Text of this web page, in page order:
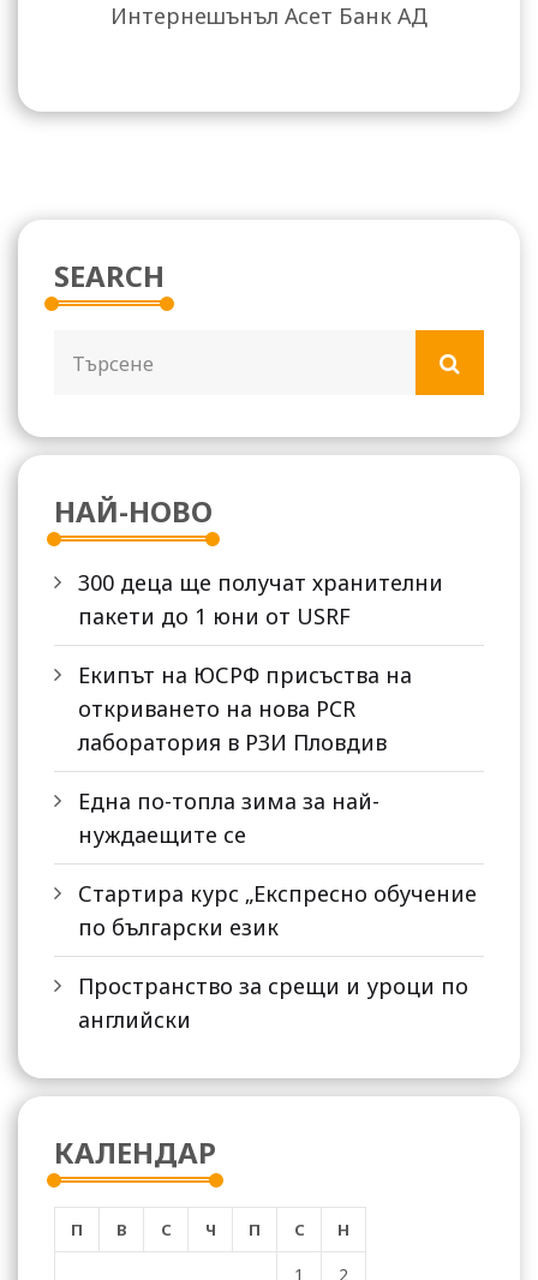
Интернешънъл Асет Банк АД
SEARCH
НАЙ-НОВО
300 деца ще получат хранителни
пакети до 1 юни от USRF
Екипът на ЮСРФ присъства на
откриването на нова PCR
лаборатория в РЗИ Пловдив
Една по-топла зима за най-
нуждаещите се
Стартира курс „Експресно обучение
по български език
Пространство за срещи и уроци по
английски
КАЛЕНДАР
П В С Ч П С Н
1 2